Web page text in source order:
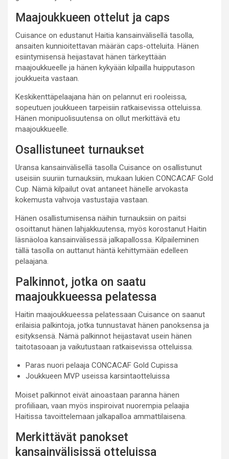
Maajoukkueen ottelut ja caps
Cuisance on edustanut Haitia kansainvälisellä tasolla,
ansaiten kunnioitettavan määrän caps-otteluita. Hänen
esiintymisensä heijastavat hänen tärkeyttään
maajoukkueelle ja hänen kykyään kilpailla huipputason
joukkueita vastaan.
Keskikenttäpelaajana hän on pelannut eri rooleissa,
sopeutuen joukkueen tarpeisiin ratkaisevissa otteluissa.
Hänen monipuolisuutensa on ollut merkittävä etu
maajoukkueelle.
Osallistuneet turnaukset
Uransa kansainvälisellä tasolla Cuisance on osallistunut
useisiin suuriin turnauksiin, mukaan lukien CONCACAF Gold
Cup. Nämä kilpailut ovat antaneet hänelle arvokasta
kokemusta vahvoja vastustajia vastaan.
Hänen osallistumisensa näihin turnauksiin on paitsi
osoittanut hänen lahjakkuutensa, myös korostanut Haitin
läsnäoloa kansainvälisessä jalkapallossa. Kilpaileminen
tällä tasolla on auttanut häntä kehittymään edelleen
pelaajana.
Palkinnot, jotka on saatu
maajoukkueessa pelatessa
Haitin maajoukkueessa pelatessaan Cuisance on saanut
erilaisia palkintoja, jotka tunnustavat hänen panoksensa ja
esityksensä. Nämä palkinnot heijastavat usein hänen
taitotasoaan ja vaikutustaan ratkaisevissa otteluissa.
Paras nuori pelaaja CONCACAF Gold Cupissa
Joukkueen MVP useissa karsintaotteluissa
Moiset palkinnot eivät ainoastaan paranna hänen
profiiliaan, vaan myös inspiroivat nuorempia pelaajia
Haitissa tavoittelemaan jalkapalloa ammattilaisena.
Merkittävät panokset
kansainvälisissä otteluissa